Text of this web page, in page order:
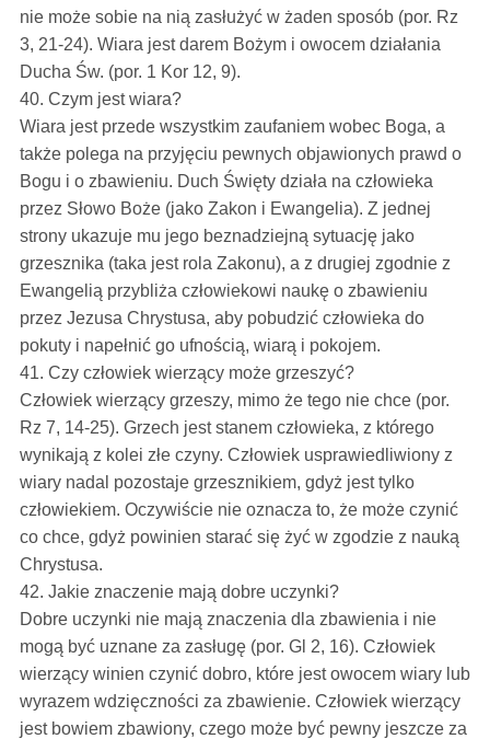
nie może sobie na nią zasłużyć w żaden sposób (por. Rz
3, 21-24). Wiara jest darem Bożym i owocem działania
Ducha Św. (por. 1 Kor 12, 9).
40. Czym jest wiara?
Wiara jest przede wszystkim zaufaniem wobec Boga, a
także polega na przyjęciu pewnych objawionych prawd o
Bogu i o zbawieniu. Duch Święty działa na człowieka
przez Słowo Boże (jako Zakon i Ewangelia). Z jednej
strony ukazuje mu jego beznadziejną sytuację jako
grzesznika (taka jest rola Zakonu), a z drugiej zgodnie z
Ewangelią przybliża człowiekowi naukę o zbawieniu
przez Jezusa Chrystusa, aby pobudzić człowieka do
pokuty i napełnić go ufnością, wiarą i pokojem.
41. Czy człowiek wierzący może grzeszyć?
Człowiek wierzący grzeszy, mimo że tego nie chce (por.
Rz 7, 14-25). Grzech jest stanem człowieka, z którego
wynikają z kolei złe czyny. Człowiek usprawiedliwiony z
wiary nadal pozostaje grzesznikiem, gdyż jest tylko
człowiekiem. Oczywiście nie oznacza to, że może czynić
co chce, gdyż powinien starać się żyć w zgodzie z nauką
Chrystusa.
42. Jakie znaczenie mają dobre uczynki?
Dobre uczynki nie mają znaczenia dla zbawienia i nie
mogą być uznane za zasługę (por. Gl 2, 16). Człowiek
wierzący winien czynić dobro, które jest owocem wiary lub
wyrazem wdzięczności za zbawienie. Człowiek wierzący
jest bowiem zbawiony, czego może być pewny jeszcze za